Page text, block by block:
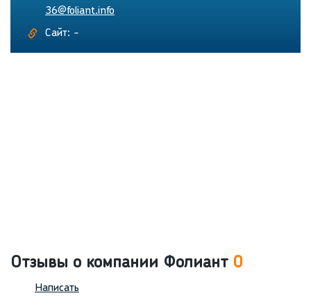
36@foliant.info
Сайт: -
Отзывы о компании Фолиант 0
Написать